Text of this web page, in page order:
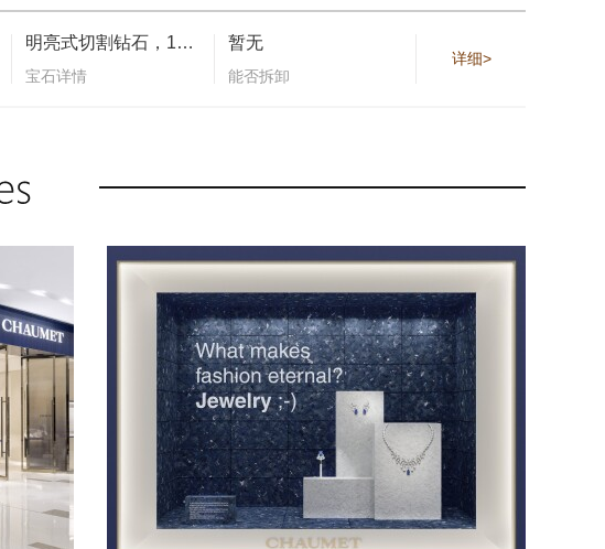
明亮式切割钻石，1颗0.60克拉的水滴形海蓝宝石
宝石详情
暂无
能否拆卸
详细>